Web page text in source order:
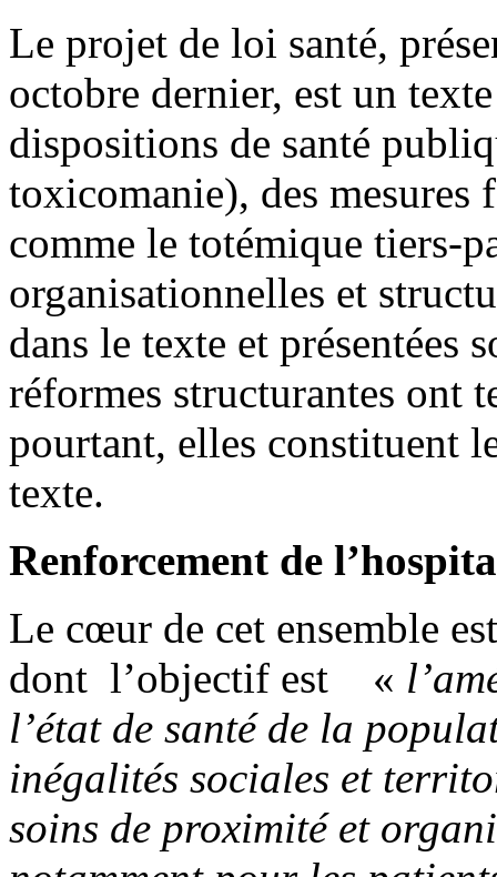
Le projet de loi santé,
octobre dernier, est un
dispositions de santé
toxicomanie), des mesures
comme le totémique tiers-
organisationnelles et
dans le texte et présentées
réformes structurantes ont
pourtant, elles constituent
texte.
Renforcement de
Le cœur de cet ensemble
dont l’objectif est «
l’état de santé de la
inégalités sociales et
soins de proximité et